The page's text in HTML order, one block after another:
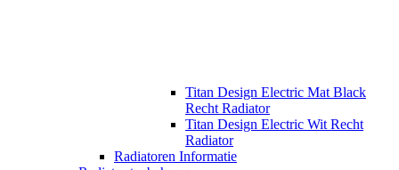
Titan Design Electric Mat Black
Recht Radiator
Titan Design Electric Wit Recht
Radiator
Radiatoren Informatie